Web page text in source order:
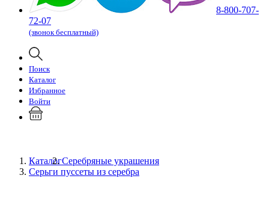
8-800-707-
72-07
(звонок бесплатный)
Поиск
Каталог
Избранное
Войти
КаталогСеребряные украшения
Серьги пуссеты из серебра